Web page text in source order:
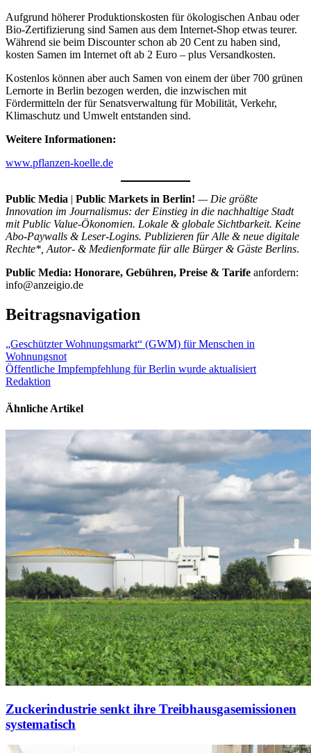
Aufgrund höherer Produktionskosten für ökologischen Anbau oder
Bio-Zertifizierung sind Samen aus dem Internet-Shop etwas teurer.
Während sie beim Discounter schon ab 20 Cent zu haben sind,
kosten Samen im Internet oft ab 2 Euro – plus Versandkosten.
Kostenlos können aber auch Samen von einem der über 700 grünen
Lernorte in Berlin bezogen werden, die inzwischen mit
Fördermitteln der für Senatsverwaltung für Mobilität, Verkehr,
Klimaschutz und Umwelt entstanden sind.
Weitere Informationen:
www.pflanzen-koelle.de
Public Media | Public Markets in Berlin! — Die größte
Innovation im Journalismus: der Einstieg in die nachhaltige Stadt
mit Public Value-Ökonomien. Lokale & globale Sichtbarkeit. Keine
Abo-Paywalls & Leser-Logins. Publizieren für Alle & neue digitale
Rechte*, Autor- & Medienformate für alle Bürger & Gäste Berlins.
Public Media: Honorare, Gebühren, Preise & Tarife anfordern:
info@anzeigio.de
Beitragsnavigation
„Geschützter Wohnungsmarkt“ (GWM) für Menschen in
Wohnungsnot
Öffentliche Impfempfehlung für Berlin wurde aktualisiert
Redaktion
Ähnliche Artikel
Zuckerindustrie senkt ihre Treibhausgasemissionen
systematisch